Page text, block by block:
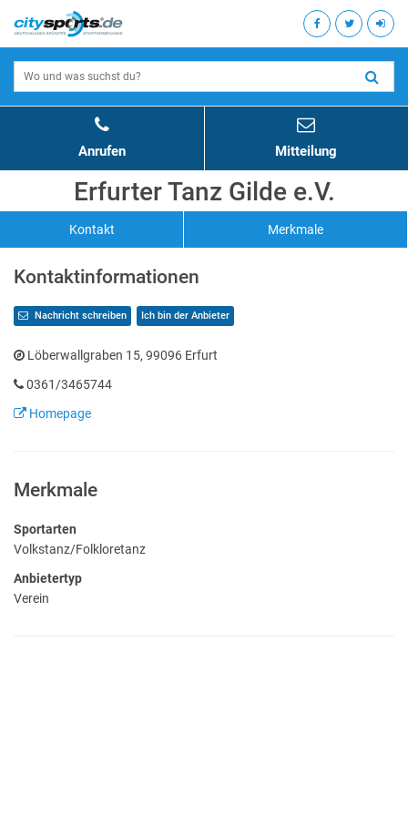
Anrufen Mitteilung
Erfurter Tanz Gilde e.V.
Kontakt Merkmale
Kontaktinformationen
Nachricht schreiben Ich bin der Anbieter
Löberwallgraben 15, 99096 Erfurt
0361/3465744
Homepage
Merkmale
Sportarten
Volkstanz/Folkloretanz
Anbietertyp
Verein